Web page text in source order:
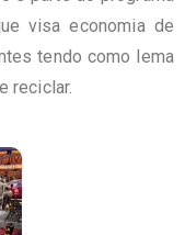
visa economia de
tendo como lema
reciclar.